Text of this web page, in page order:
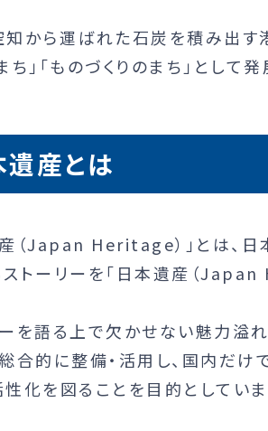
から運ばれた石炭を積み出す
ち」「ものづくりのまち」として
遺産とは
（Japan Heritage）」とは、
トーリーを「日本遺産（
を語る上で欠かせない魅力溢
合的に整備・活用し、国内だけ
化を図ることを目的としていま